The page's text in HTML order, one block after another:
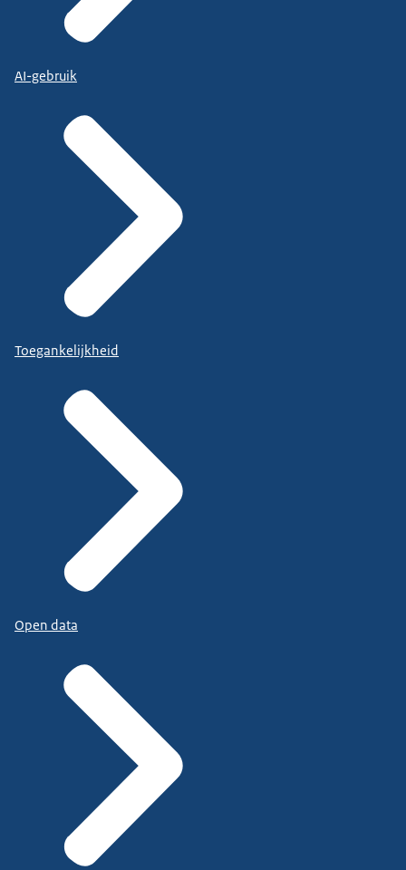
AI-gebruik
Toegankelijkheid
Open data